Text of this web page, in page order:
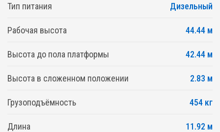
Тип питания Дизельный
Рабочая высота 44.44 м
Высота до пола платформы 42.44 м
Высота в сложенном положении 2.83 м
Грузоподъёмность 454 кг
Длина 11.92 м